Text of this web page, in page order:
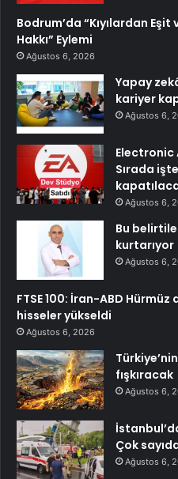
Bodrum’da “Kıyılardan
Hakkı” Eylemi
Ağustos 6, 2026
Yapay
kariyer
Ağustos 6,
Electronic
Sırada
Ağustos 6,
Bu
kurtarıyor
Ağustos 6,
FTSE 100: İran-ABD
hisseler yükseldi
Ağustos 6, 2026
fışkıracak
Ağustos 6,
Çok
Ağustos 6,